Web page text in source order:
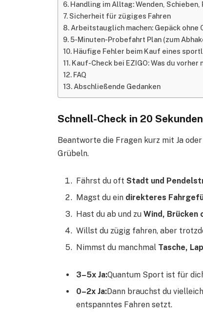
Handling im Alltag: Wenden, Schieben,
Sicherheit für zügiges Fahren
Arbeitstauglich machen: Gepäck ohne
5-Minuten-Probefahrt Plan (zum
Häufige Fehler beim Kauf eines
Kauf-Check bei EZIGO: Was du vorher
FAQ
Abschließende Gedanken
Schnell-Check in 20
Beantworte die Fragen kurz mit Ja
Grübeln.
Fährst du oft Stadt und
Magst du ein direkteres
Hast du ab und zu Wind, Brücken
Willst du zügig fahren, aber
Nimmst du manchmal Tasche,
3–5x Ja:Quantum Sport ist für
0–2x Ja:Dann brauchst du
entspanntes Fahren setzt.